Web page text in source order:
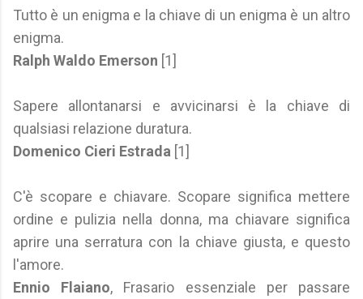
Tutto è un enigma e la chiave di un enigma è un altro
enigma.
Ralph Waldo Emerson [1]
Sapere allontanarsi e avvicinarsi è la chiave di
qualsiasi relazione duratura.
Domenico Cieri Estrada [1]
C'è scopare e chiavare. Scopare significa mettere
ordine e pulizia nella donna, ma chiavare significa
aprire una serratura con la chiave giusta, e questo
l'amore.
Ennio Flaiano, Frasario essenziale per passare